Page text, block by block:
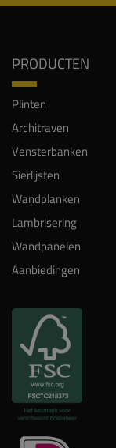
PRODUCTEN
Plinten
Architraven
Vensterbanken
Sierlijsten
Wandplanken
Lambrisering
Wandpanelen
Aanbiedingen